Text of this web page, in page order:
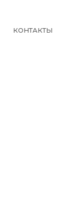
КОНТАКТЫ